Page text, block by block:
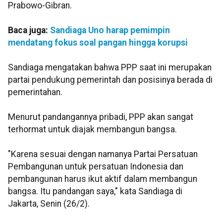
Prabowo-Gibran.
Baca juga: Sandiaga Uno harap pemimpin
mendatang fokus soal pangan hingga korupsi
Sandiaga mengatakan bahwa PPP saat ini merupakan
partai pendukung pemerintah dan posisinya berada di
pemerintahan.
Menurut pandangannya pribadi, PPP akan sangat
terhormat untuk diajak membangun bangsa.
"Karena sesuai dengan namanya Partai Persatuan
Pembangunan untuk persatuan Indonesia dan
pembangunan harus ikut aktif dalam membangun
bangsa. Itu pandangan saya," kata Sandiaga di
Jakarta, Senin (26/2).